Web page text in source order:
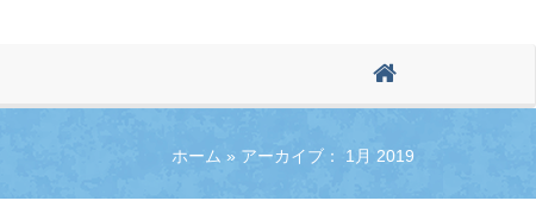
ホーム » アーカイブ： 1月 2019